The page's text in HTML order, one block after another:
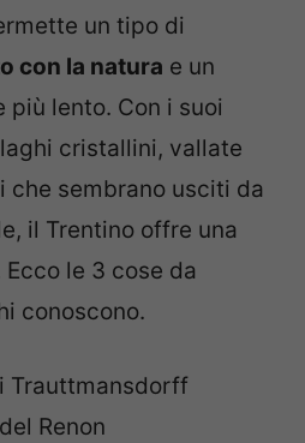
un tipo di
con la natura e un
lento. Con i suoi
cristallini, vallate
che sembrano usciti da
il Trentino offre una
le 3 cose da
conoscono.
Trauttmansdorff
Renon